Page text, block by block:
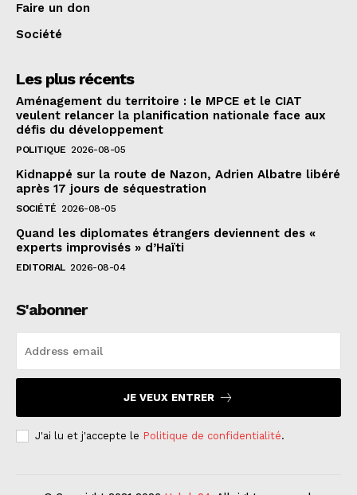
Faire un don
Société
Les plus récents
Aménagement du territoire : le MPCE et le CIAT
veulent relancer la planification nationale face aux
défis du développement
POLITIQUE 2026-08-05
Kidnappé sur la route de Nazon, Adrien Albatre libéré
après 17 jours de séquestration
SOCIÉTÉ 2026-08-05
Quand les diplomates étrangers deviennent des «
experts improvisés » d’Haïti
EDITORIAL 2026-08-04
S'abonner
JE VEUX ENTRER
J'ai lu et j'accepte le Politique de confidentialité.